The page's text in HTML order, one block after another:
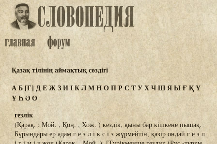
Қазақ тілінің аймақтық сөздігі
АБ [Г] ДЕЖЗИІКЛМНОПРС ТУХЧШЯЫҒҚҮ
ҰҺӘӨ
гезлік
(Қарақ. : Мой. , Қоң. , Хож. ) кездік, қыны бар кішкене пышақ.
Бұрындары ер адам г е з л і к с і з жүрмейтін, қазір ондай г е з л